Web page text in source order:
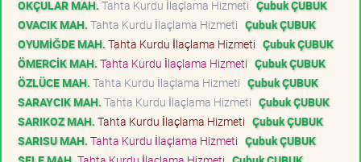
OKÇULAR MAH. Tahta Kurdu İlaçlama Hizmeti Çubuk ÇUBUK
OVACIK MAH. Tahta Kurdu İlaçlama Hizmeti Çubuk ÇUBUK
OYUMİĞDE MAH. Tahta Kurdu İlaçlama Hizmeti Çubuk ÇUBUK
ÖMERCİK MAH. Tahta Kurdu İlaçlama Hizmeti Çubuk ÇUBUK
ÖZLÜCE MAH. Tahta Kurdu İlaçlama Hizmeti Çubuk ÇUBUK
SARAYCIK MAH. Tahta Kurdu İlaçlama Hizmeti Çubuk ÇUBUK
SARIKOZ MAH. Tahta Kurdu İlaçlama Hizmeti Çubuk ÇUBUK
SARISU MAH. Tahta Kurdu İlaçlama Hizmeti Çubuk ÇUBUK